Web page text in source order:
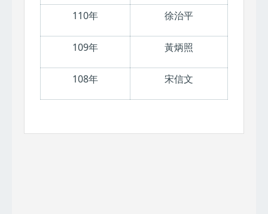
110年 徐治平
109年 黃炳照
108年 宋信文